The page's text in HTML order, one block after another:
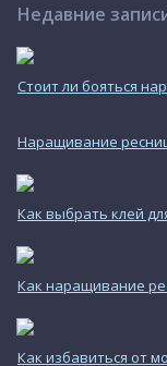
Недавние
Стоит ли бояться
Наращивание
Как выбрать клей
Как наращивание
Как избавиться от